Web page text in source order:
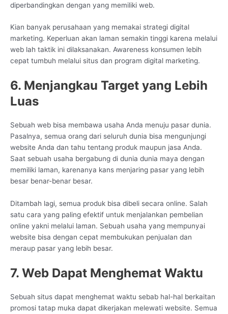
diperbandingkan dengan yang memiliki web.
Kian banyak perusahaan yang memakai strategi digital
marketing. Keperluan akan laman semakin tinggi karena melalui
web lah taktik ini dilaksanakan. Awareness konsumen lebih
cepat tumbuh melalui situs dan program digital marketing.
6. Menjangkau Target yang Lebih
Luas
Sebuah web bisa membawa usaha Anda menuju pasar dunia.
Pasalnya, semua orang dari seluruh dunia bisa mengunjungi
website Anda dan tahu tentang produk maupun jasa Anda.
Saat sebuah usaha bergabung di dunia dunia maya dengan
memiliki laman, karenanya kans menjaring pasar yang lebih
besar benar-benar besar.
Ditambah lagi, semua produk bisa dibeli secara online. Salah
satu cara yang paling efektif untuk menjalankan pembelian
online yakni melalui laman. Sebuah usaha yang mempunyai
website bisa dengan cepat membukukan penjualan dan
meraup pasar yang lebih besar.
7. Web Dapat Menghemat Waktu
Sebuah situs dapat menghemat waktu sebab hal-hal berkaitan
promosi tatap muka dapat dikerjakan melewati website. Semua